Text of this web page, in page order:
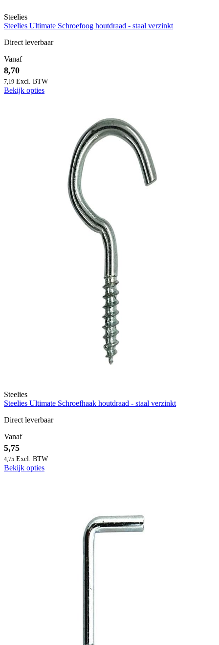
Steelies
Steelies Ultimate Schroefoog houtdraad - staal verzinkt
Direct leverbaar
Vanaf
8,70
7,19
Bekijk opties
Steelies
Steelies Ultimate Schroefhaak houtdraad - staal verzinkt
Direct leverbaar
Vanaf
5,75
4,75
Bekijk opties